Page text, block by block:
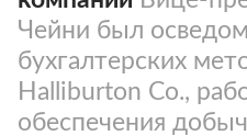
Чейни был
бухгалтерских
Halliburton Co.,
обеспечения